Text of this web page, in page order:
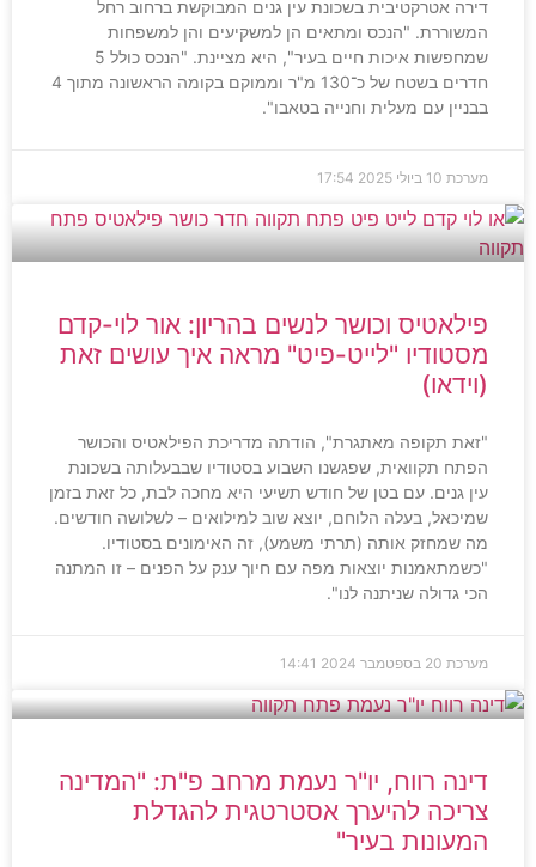
דירה אטרקטיבית בשכונת עין גנים המבוקשת ברחוב רחל
המשוררת. "הנכס ומתאים הן למשקיעים והן למשפחות
שמחפשות איכות חיים בעיר", היא מציינת. "הנכס כולל 5
חדרים בשטח של כ־130 מ"ר וממוקם בקומה הראשונה מתוך 4
בבניין עם מעלית וחנייה בטאבו".
מערכת 10 ביולי 2025 17:54
פילאטיס וכושר לנשים בהריון: אור לוי-קדם
מסטודיו "לייט-פיט" מראה איך עושים זאת
(וידאו)
"זאת תקופה מאתגרת", הודתה מדריכת הפילאטיס והכושר
הפתח תקוואית, שפגשנו השבוע בסטודיו שבבעלותה בשכונת
עין גנים. עם בטן של חודש תשיעי היא מחכה לבת, כל זאת בזמן
שמיכאל, בעלה הלוחם, יוצא שוב למילואים – לשלושה חודשים.
מה שמחזק אותה (תרתי משמע), זה האימונים בסטודיו.
"כשמתאמנות יוצאות מפה עם חיוך ענק על הפנים – זו המתנה
הכי גדולה שניתנה לנו".
מערכת 20 בספטמבר 2024 14:41
דינה רווח, יו"ר נעמת מרחב פ"ת: "המדינה
צריכה להיערך אסטרטגית להגדלת
המעונות בעיר"